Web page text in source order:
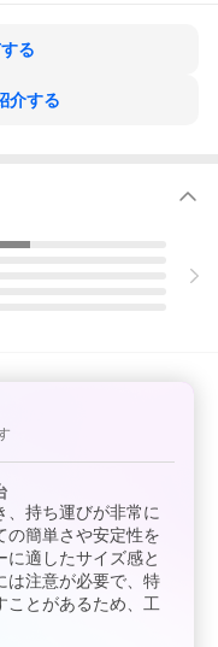
テンレス ファイアグリル
る
介する
、持ち運びが非常に
の簡単さや安定性を
適したサイズ感と
は注意が必要で、特
ことがあるため、工